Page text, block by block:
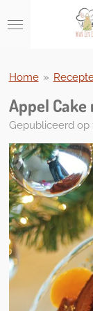
direct
hoofdinhoud
Home »
Appel
Gepubliceerd op